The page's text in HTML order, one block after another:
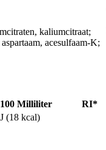
kaliumcitraat;
acesulfaam-K;
Milliliter
RI*
(18 kcal)